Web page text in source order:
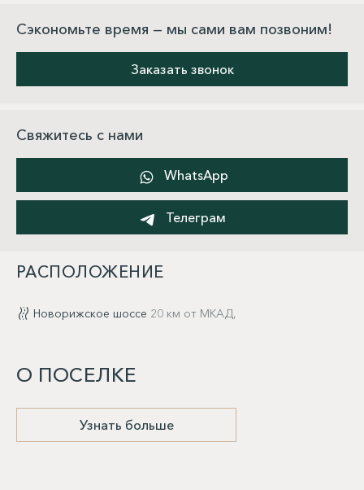
Сэкономьте время — мы сами вам позвоним!
Заказать звонок
Свяжитесь с нами
WhatsApp
Телеграм
РАСПОЛОЖЕНИЕ
Новорижское шоссе 20 км от МКАД,
О ПОСЕЛКЕ
Узнать больше